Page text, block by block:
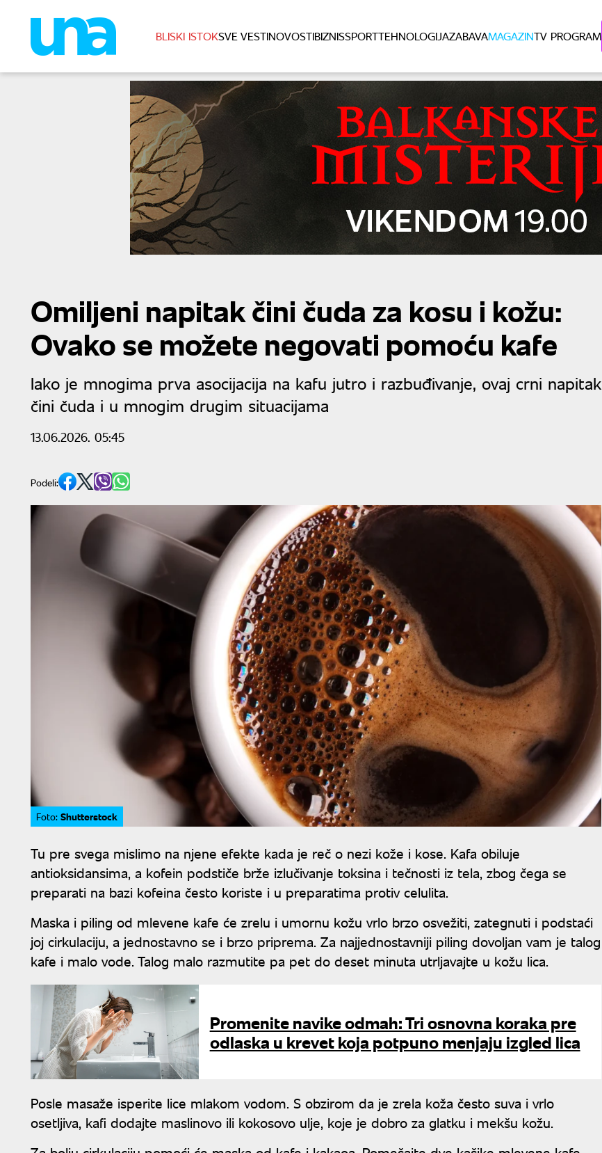
BLISKI ISTOKSVE VESTINOVOSTIBIZNISSPORTTEHNOLOGIJAZABAVAMAGAZINTV PROGRAM
Omiljeni napitak čini čuda za kosu i kožu:
Ovako se možete negovati pomoću kafe
Iako je mnogima prva asocijacija na kafu jutro i razbuđivanje, ovaj crni napitak
čini čuda i u mnogim drugim situacijama
13.06.2026. 05:45
Podeli:
Foto: Shutterstock
Tu pre svega mislimo na njene efekte kada je reč o nezi kože i kose. Kafa obiluje
antioksidansima, a kofein podstiče brže izlučivanje toksina i tečnosti iz tela, zbog čega se
preparati na bazi kofeina često koriste i u preparatima protiv celulita.
Maska i piling od mlevene kafe će zrelu i umornu kožu vrlo brzo osvežiti, zategnuti i podstaći
joj cirkulaciju, a jednostavno se i brzo priprema. Za najjednostavniji piling dovoljan vam je talog
kafe i malo vode. Talog malo razmutite pa pet do deset minuta utrljavajte u kožu lica.
Promenite navike odmah: Tri osnovna koraka pre
odlaska u krevet koja potpuno menjaju izgled lica
Posle masaže isperite lice mlakom vodom. S obzirom da je zrela koža često suva i vrlo
osetljiva, kafi dodajte maslinovo ili kokosovo ulje, koje je dobro za glatku i mekšu kožu.